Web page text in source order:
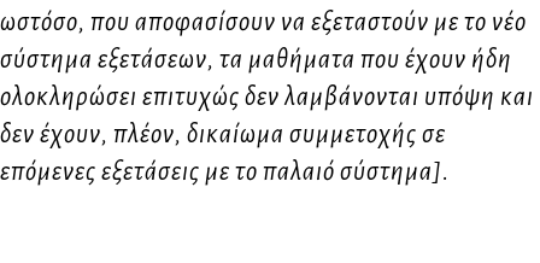
ωστόσο, που αποφασίσουν να εξεταστούν με το νέο
σύστημα εξετάσεων, τα μαθήματα που έχουν ήδη
ολοκληρώσει επιτυχώς δεν λαμβάνονται υπόψη και
δεν έχουν, πλέον, δικαίωμα συμμετοχής σε
επόμενες εξετάσεις με το παλαιό σύστημα].